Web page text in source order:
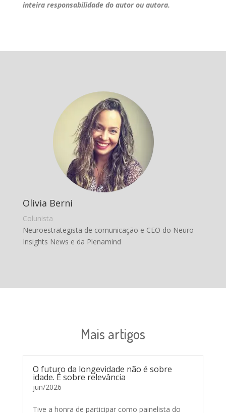
inteira responsabilidade do autor ou autora.
Olivia Berni
Colunista
Neuroestrategista de comunicação e CEO do Neuro
Insights News e da Plenamind
Mais artigos
O futuro da longevidade não é sobre
idade. É sobre relevância
jun/2026
Tive a honra de participar como painelista do